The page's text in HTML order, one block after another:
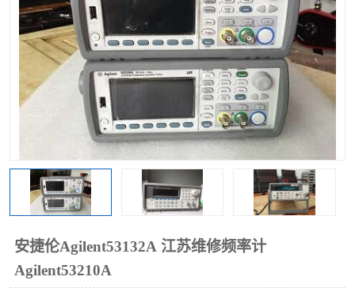
安捷伦Agilent53132A 江苏维修频率计
Agilent53210A